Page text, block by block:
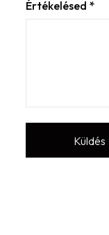
Értékelésed *